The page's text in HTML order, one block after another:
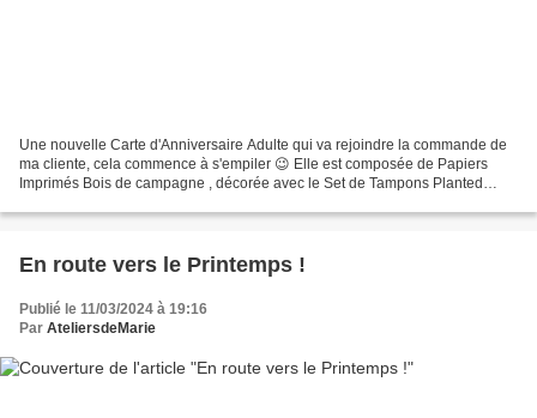
Une nouvelle Carte d'Anniversaire Adulte qui va rejoindre la commande de
ma cliente, cela commence à s'empiler 😉 Elle est composée de Papiers
Imprimés Bois de campagne , décorée avec le Set de Tampons Planted
En route vers le Printemps !
Publié le 11/03/2024 à 19:16
Par AteliersdeMarie